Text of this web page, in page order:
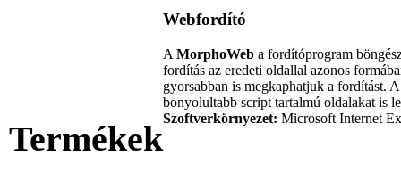
Termékek
Webfordító
A MorphoWeb a fordítóprogram
fordítás az eredeti oldallal azonos
gyorsabban is megkaphatjuk a fordítást.
bonyolultabb script tartalmú oldalakat is
Szoftverkörnyezet: Microsoft Internet